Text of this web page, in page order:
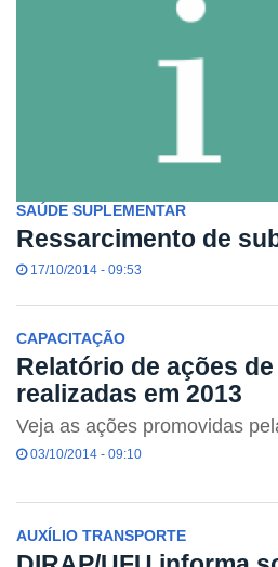
SAÚDE SUPLEMENTAR
Ressarcimento de
17/10/2014 - 09:53
CAPACITAÇÃO
Relatório de ações
realizadas em 2013
Veja as ações promovidas
03/10/2014 - 09:10
AUXÍLIO TRANSPORTE